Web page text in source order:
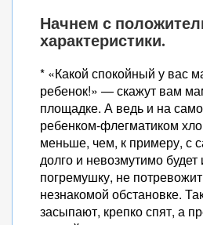
Начнем с
характеристики.
* «Какой спокойный у вас
ребенок!» — скажут вам
площадке. А ведь и на
ребенком-флегматиком
меньше, чем, к примеру, с
долго и невозмутимо
погремушку, не
незнакомой обстановке.
засыпают, крепко спят, а